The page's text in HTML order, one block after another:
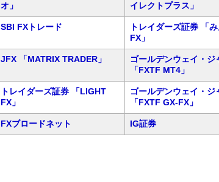
オ」
イレクトプラス」
SBI FXトレード
トレイダーズ証券 「
FX」
JFX 「MATRIX TRADER」
ゴールデンウェイ・ジ
「FXTF MT4」
トレイダーズ証券 「LIGHT
FX」
ゴールデンウェイ・ジ
「FXTF GX-FX」
FXブロードネット IG証券